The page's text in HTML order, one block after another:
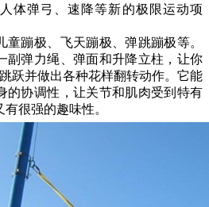
体弹弓、速降等新的极限运动项
童蹦极、飞天蹦极、弹跳蹦极等。
副弹力绳、弹面和升降立柱，让你
跃并做出各种花样翻转动作。它能
的协调性，让关节和肌肉受到特有
很强的趣味性。